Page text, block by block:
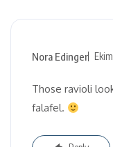
Nora Edinger
Those ravioli
falafel.